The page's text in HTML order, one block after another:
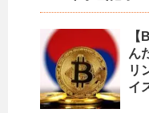
ん
リ
イ